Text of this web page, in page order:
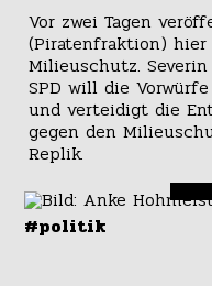
Vor zwei Tagen
(Piratenfraktion) hier
Milieuschutz.
SPD will die
und verteidigt die
gegen den
Replik.
#politik